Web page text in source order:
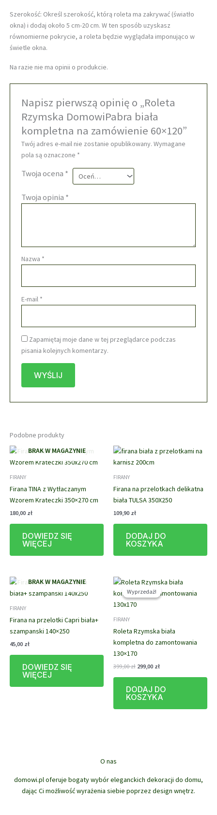
Szerokość: Określ szerokość, którą roleta ma zakrywać (światło
okna) i dodaj około 5 cm-20 cm. W ten sposób uzyskasz
równomierne pokrycie, a roleta będzie wyglądała imponująco w
świetle okna.
Na razie nie ma opinii o produkcie.
Napisz pierwszą opinię o „Roleta
Rzymska DomowiPabra biała
kompletna na zamówienie 60×120”
Twój adres e-mail nie zostanie opublikowany. Wymagane
pola są oznaczone *
Twoja ocena *
Twoja opinia *
Nazwa *
E-mail *
Zapamiętaj moje dane w tej przeglądarce podczas
pisania kolejnych komentarzy.
Podobne produkty
BRAK W MAGAZYNIE
FIRANY
Firana TINA z Wytłaczanym
Wzorem Krateczki 350×270 cm
180,00 zł
DOWIEDZ SIĘ
WIĘCEJ
FIRANY
Firana na przelotkach delikatna
biała TULSA 350X250
109,90 zł
DODAJ DO
KOSZYKA
BRAK W MAGAZYNIE
FIRANY
Firana na przelotki Capri biała+
szampanski 140×250
45,00 zł
DOWIEDZ SIĘ
WIĘCEJ
Wyprzedaż!
Wyprzedaż!
FIRANY
Roleta Rzymska biała
kompletna do zamontowania
130×170
399,00zł Pierwotna
399,00 zł.
299,00 złAktualna
299,00 zł.
DODAJ DO
KOSZYKA
O nas
domowi.pl oferuje bogaty wybór eleganckich dekoracji do domu,
dając Ci możliwość wyrażenia siebie poprzez design wnętrz.